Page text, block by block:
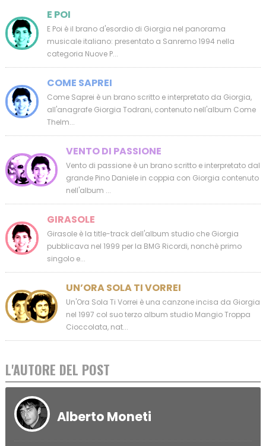
E POI
E Poi è il brano d'esordio di Giorgia nel panorama
musicale italiano: presentato a Sanremo 1994 nella
categoria Nuove P...
COME SAPREI
Come Saprei è un brano scritto e interpretato da Giorgia,
all'anagrafe Giorgia Todrani, contenuto nell'album Come
Thelm...
VENTO DI PASSIONE
Vento di passione è un brano scritto e interpretato dal
grande Pino Daniele in coppia con Giorgia contenuto
nell'album ...
GIRASOLE
Girasole è la title-track dell'album studio che Giorgia
pubblicava nel 1999 per la BMG Ricordi, nonchè primo
singolo e...
UN’ORA SOLA TI VORREI
Un'Ora Sola Ti Vorrei è una canzone incisa da Giorgia
nel 1997 col suo terzo album studio Mangio Troppa
Cioccolata, nat...
L'AUTORE DEL POST
Alberto Moneti